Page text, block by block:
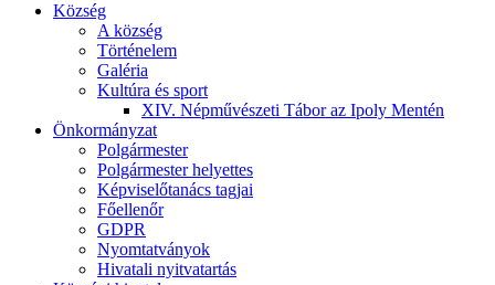
Község
A község
Történelem
Galéria
Kultúra és sport
XIV. Népművészeti Tábor az Ipoly Mentén
Önkormányzat
Polgármester
Polgármester helyettes
Képviselőtanács tagjai
Főellenőr
GDPR
Nyomtatványok
Hivatali nyitvatartás